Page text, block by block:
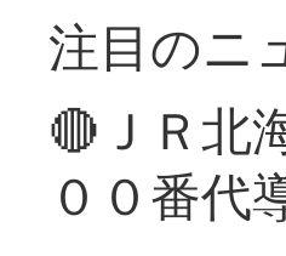
注目のニ
🔴ＪＲ北
００番代